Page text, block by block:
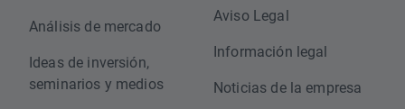
Análisis de mercado
Ideas de inversión,
seminarios y medios
Aviso Legal
Información legal
Noticias de la empresa